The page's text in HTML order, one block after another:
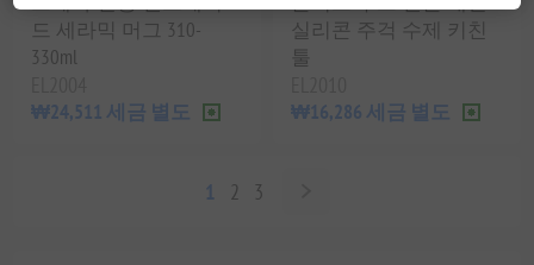
드 세라믹 머그 310-
330ml
₩24,511 세금 별도
실리콘 주걱 수제 키친
툴
₩16,286 세금 별도
1 2 3